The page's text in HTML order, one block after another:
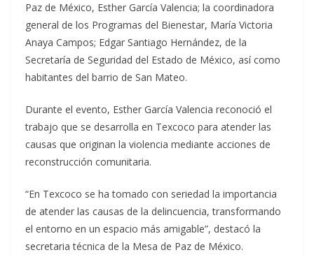
Paz de México, Esther García Valencia; la coordinadora
general de los Programas del Bienestar, María Victoria
Anaya Campos; Edgar Santiago Hernández, de la
Secretaría de Seguridad del Estado de México, así como
habitantes del barrio de San Mateo.
Durante el evento, Esther García Valencia reconoció el
trabajo que se desarrolla en Texcoco para atender las
causas que originan la violencia mediante acciones de
reconstrucción comunitaria.
“En Texcoco se ha tomado con seriedad la importancia
de atender las causas de la delincuencia, transformando
el entorno en un espacio más amigable”, destacó la
secretaria técnica de la Mesa de Paz de México.